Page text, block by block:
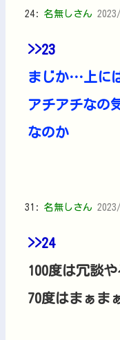
24: 名無しさん
>>23
まじか…上に
アチアチなの
なのか
31: 名無しさん
>>24
100度は冗談や
70度はまぁま